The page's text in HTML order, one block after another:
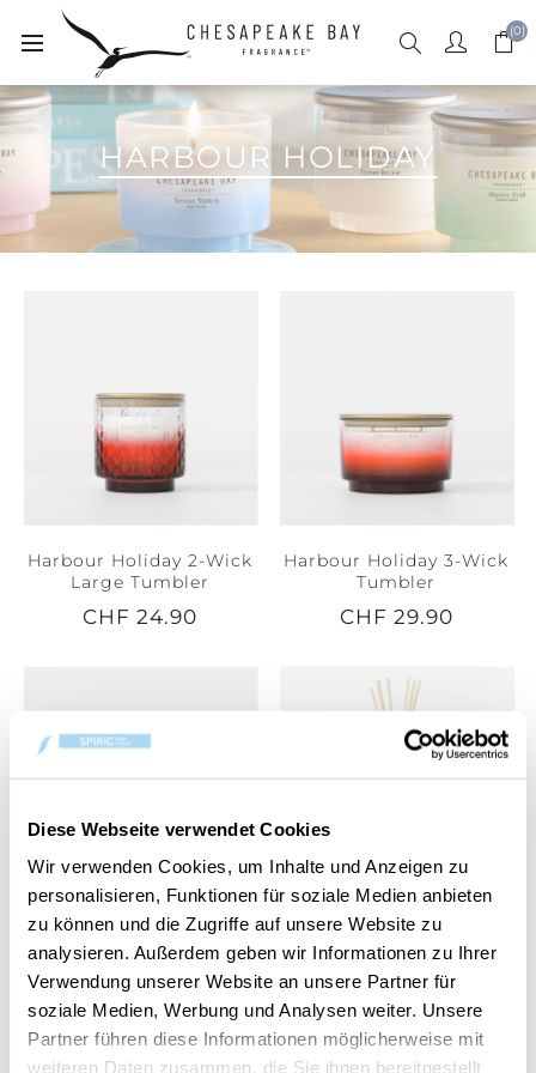
Diese Webseite verwendet Cookies
Wir verwenden Cookies, um Inhalte und Anzeigen zu
personalisieren, Funktionen für soziale Medien anbieten
zu können und die Zugriffe auf unsere Website zu
analysieren. Außerdem geben wir Informationen zu Ihrer
Verwendung unserer Website an unsere Partner für
soziale Medien, Werbung und Analysen weiter. Unsere
Partner führen diese Informationen möglicherweise mit
weiteren Daten zusammen, die Sie ihnen bereitgestellt
(0)
HARBOUR HOLIDAY
Harbour Holiday 2-Wick
Large Tumbler
CHF 24.90
Harbour Holiday 3-Wick
Tumbler
CHF 29.90
Harbour Holiday
Medium Tumbler
CHF 19.90
Harbour Holiday Reed
Diffuser 150ml
CHF 19.90